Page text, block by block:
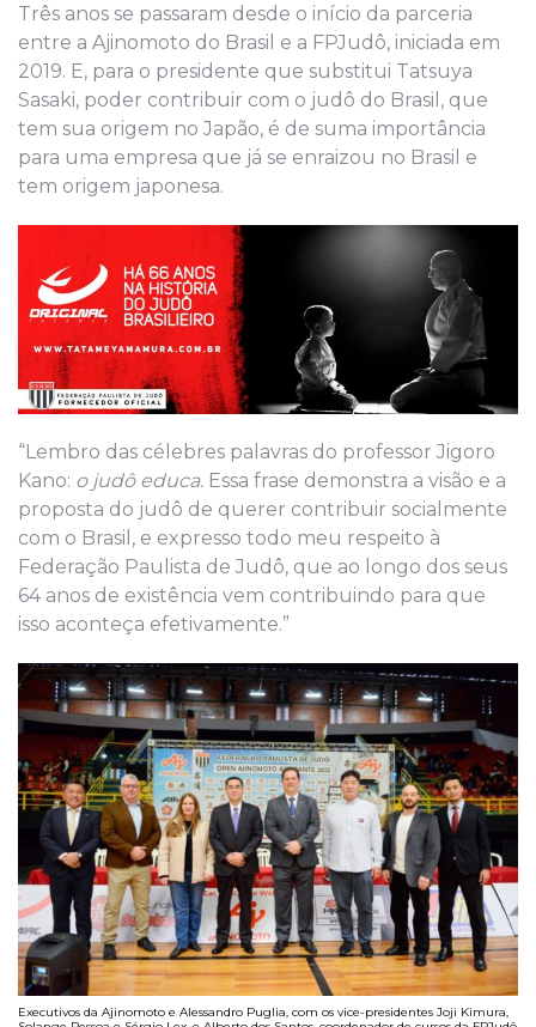
Três anos se passaram desde o início da parceria
entre a Ajinomoto do Brasil e a FPJudô, iniciada em
2019. E, para o presidente que substitui Tatsuya
Sasaki, poder contribuir com o judô do Brasil, que
tem sua origem no Japão, é de suma importância
para uma empresa que já se enraizou no Brasil e
tem origem japonesa.
“Lembro das célebres palavras do professor Jigoro
Kano: o judô educa. Essa frase demonstra a visão e a
proposta do judô de querer contribuir socialmente
com o Brasil, e expresso todo meu respeito à
Federação Paulista de Judô, que ao longo dos seus
64 anos de existência vem contribuindo para que
isso aconteça efetivamente.”
Executivos da Ajinomoto e Alessandro Puglia, com os vice-presidentes Joji Kimura,